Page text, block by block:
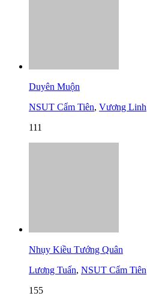
Duyên Muộn
NSUT Cẩm Tiên, Vương Linh
111
Nhụy Kiều Tướng Quân
Lương Tuấn, NSUT Cẩm Tiên
155